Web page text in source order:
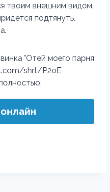
твоим внешним видом.
подтянуть.
"Отей моего парня
shrt/P2oE